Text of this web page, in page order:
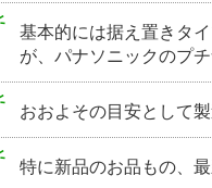
基本的には据え置きタ
が、パナソニックのプ
おおよその目安として
特に新品のお品もの、